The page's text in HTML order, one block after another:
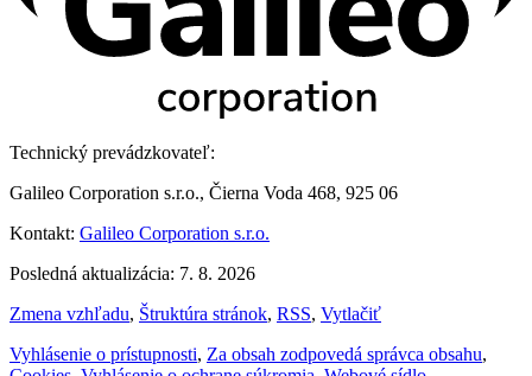
Technický prevádzkovateľ:
Galileo Corporation s.r.o., Čierna Voda 468, 925 06
Kontakt: Galileo Corporation s.r.o.
Posledná aktualizácia: 7. 8. 2026
Zmena vzhľadu, Štruktúra stránok, RSS, Vytlačiť
Vyhlásenie o prístupnosti, Za obsah zodpovedá správca obsahu,